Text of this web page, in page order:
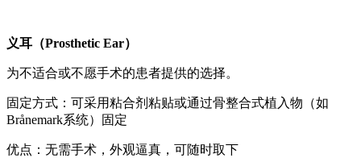
义耳（Prosthetic Ear）
为不适合或不愿手术的患者提供的选择。
固定方式：可采用粘合剂粘贴或通过骨整合式植入物（如
Brånemark系统）固定
优点：无需手术，外观逼真，可随时取下